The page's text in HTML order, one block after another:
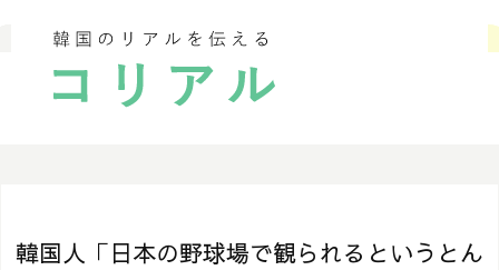
韓国人「日本の野球場で観られるというとん